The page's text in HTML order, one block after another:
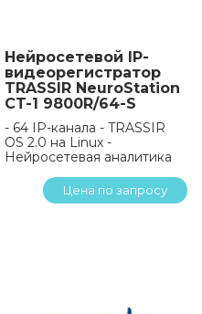
Нейросетевой IP-
видеорегистратор
TRASSIR NeuroStation
CT-1 9800R/64-S
- 64 IP-канала - TRASSIR
OS 2.0 на Linux -
Нейросетевая аналитика
Цена по запросу